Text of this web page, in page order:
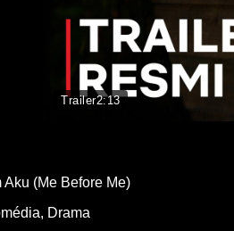
Trailer2:13
(Me Before Me)
, Drama